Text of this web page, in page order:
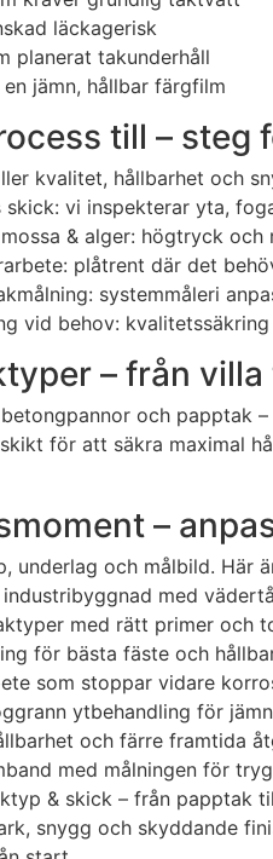
läckagerisk
planerat takunderhåll
jämn, hållbar färgfilm
till – steg
kvalitet, hållbarhet och
vi inspekterar yta,
& alger: högtryck
plåtrent där det
systemmåleri
vid behov:
– från
och papptak
för att säkra maximal
–
underlag och målbild. Här
med
med rätt primer och
för bästa fäste och
som stoppar vidare
ytbehandling för
och färre framtida
med målningen för
& skick – från papptak
snygg och skyddande